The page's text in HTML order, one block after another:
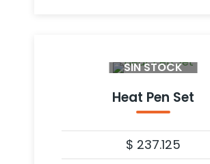
SIN STOCK
Heat Pen Set
$ 237.125